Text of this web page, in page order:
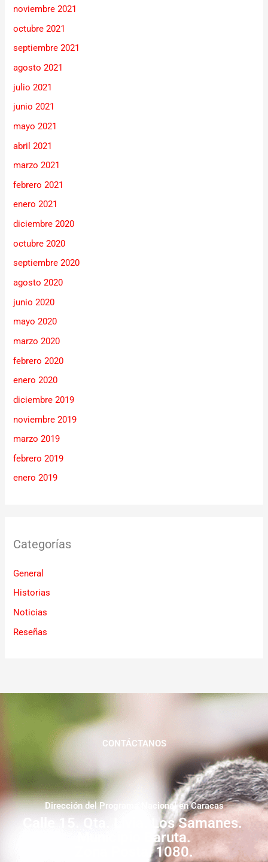
noviembre 2021
octubre 2021
septiembre 2021
agosto 2021
julio 2021
junio 2021
mayo 2021
abril 2021
marzo 2021
febrero 2021
enero 2021
diciembre 2020
octubre 2020
septiembre 2020
agosto 2020
junio 2020
mayo 2020
marzo 2020
febrero 2020
enero 2020
diciembre 2019
noviembre 2019
marzo 2019
febrero 2019
enero 2019
Categorías
General
Historias
Noticias
Reseñas
CONTÁCTANOS
Dirección del Programa Nacional en Caracas
Calle 15. Qta. Livia. Los Samanes.
Municipio Baruta.
Zona Postal 1080.